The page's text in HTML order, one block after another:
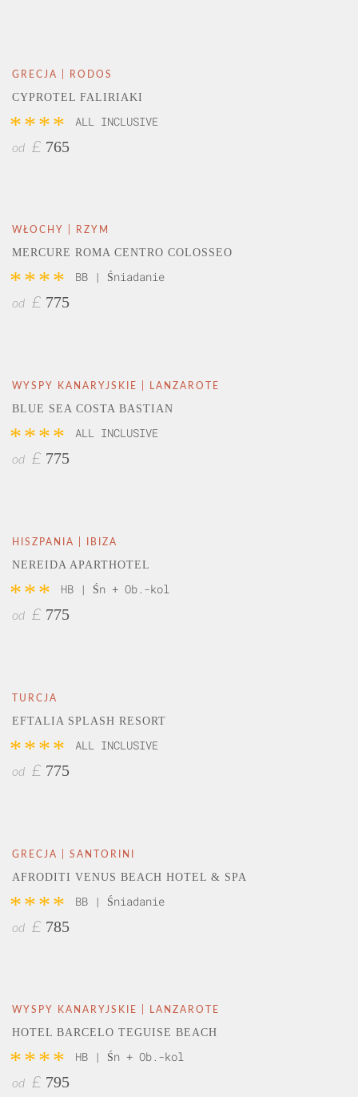
GRECJA | RODOS
CYPROTEL FALIRIAKI
**** ALL INCLUSIVE
od £ 765
WŁOCHY | RZYM
MERCURE ROMA CENTRO COLOSSEO
**** BB | Śniadanie
od £ 775
WYSPY KANARYJSKIE | LANZAROTE
BLUE SEA COSTA BASTIAN
**** ALL INCLUSIVE
od £ 775
HISZPANIA | IBIZA
NEREIDA APARTHOTEL
*** HB | Śn + Ob.-kol
od £ 775
TURCJA
EFTALIA SPLASH RESORT
**** ALL INCLUSIVE
od £ 775
GRECJA | SANTORINI
AFRODITI VENUS BEACH HOTEL & SPA
**** BB | Śniadanie
od £ 785
WYSPY KANARYJSKIE | LANZAROTE
HOTEL BARCELO TEGUISE BEACH
**** HB | Śn + Ob.-kol
od £ 795